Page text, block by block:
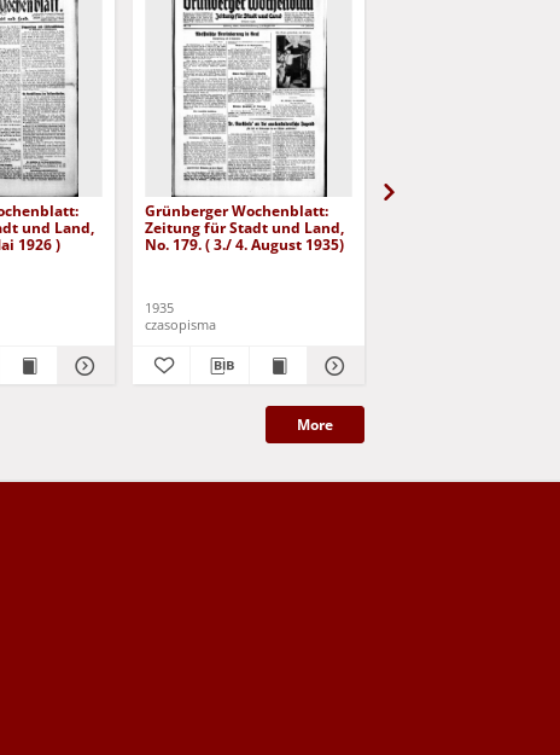
und Land,
1926 )
Grünberger Wochenblatt:
Zeitung für Stadt und Land,
No. 179. ( 3./ 4. August 1935)
1935
czasopisma
More